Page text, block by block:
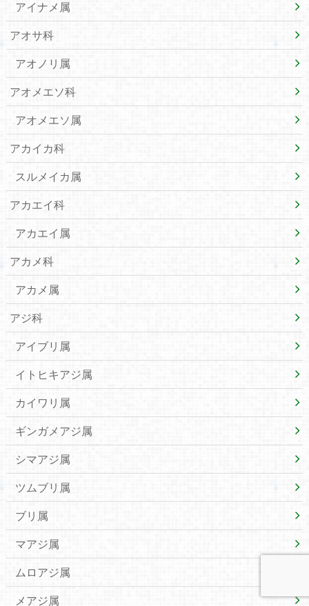
アイナメ属
アオサ科
アオノリ属
アオメエソ科
アオメエソ属
アカイカ科
スルメイカ属
アカエイ科
アカエイ属
アカメ科
アカメ属
アジ科
アイブリ属
イトヒキアジ属
カイワリ属
ギンガメアジ属
シマアジ属
ツムブリ属
ブリ属
マアジ属
ムロアジ属
メアジ属